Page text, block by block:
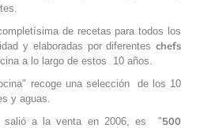
de recetas para todos los
y elaboradas por diferentes chefs
a lo largo de estos 10 años.
recoge una selección de los 10
y aguas.
salió a la venta en 2006, es "500